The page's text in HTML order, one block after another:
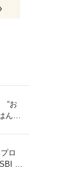
“お
ん
ロ
F